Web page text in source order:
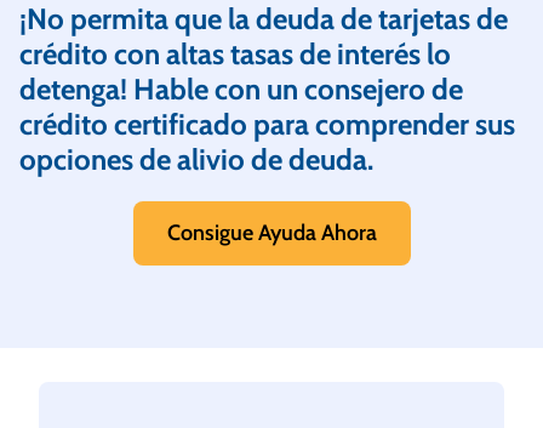
¡No permita que la deuda de tarjetas de
crédito con altas tasas de interés lo
detenga! Hable con un consejero de
crédito certificado para comprender sus
opciones de alivio de deuda.
Consigue Ayuda Ahora